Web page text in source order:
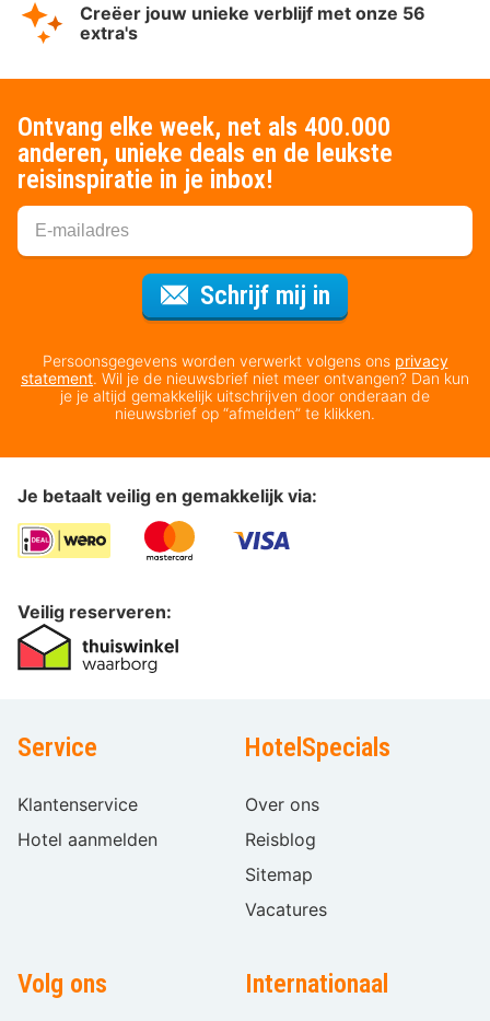
Creëer jouw unieke verblijf met onze 56
extra's
Ontvang elke week, net als 400.000
anderen, unieke deals en de leukste
reisinspiratie in je inbox!
Schrijf mij in
Persoonsgegevens worden verwerkt volgens ons privacy
statement. Wil je de nieuwsbrief niet meer ontvangen? Dan kun
je je altijd gemakkelijk uitschrijven door onderaan de
nieuwsbrief op “afmelden” te klikken.
Je betaalt veilig en gemakkelijk via:
Veilig reserveren:
Service
Klantenservice
Hotel aanmelden
HotelSpecials
Over ons
Reisblog
Sitemap
Vacatures
Volg ons Internationaal